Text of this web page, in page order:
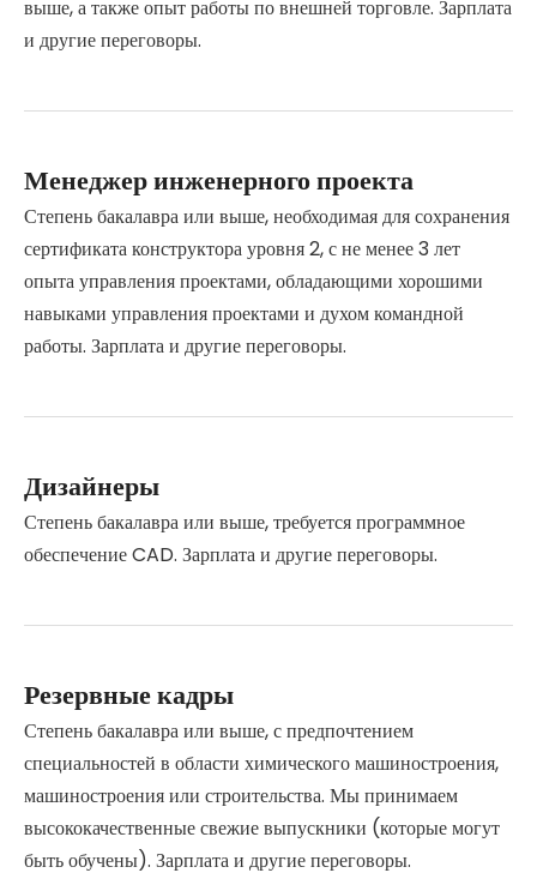
выше, а также опыт работы по внешней торговле. Зарплата
и другие переговоры.
Менеджер инженерного проекта
Степень бакалавра или выше, необходимая для сохранения
сертификата конструктора уровня 2, с не менее 3 лет
опыта управления проектами, обладающими хорошими
навыками управления проектами и духом командной
работы. Зарплата и другие переговоры.
Дизайнеры
Степень бакалавра или выше, требуется программное
обеспечение CAD. Зарплата и другие переговоры.
Резервные кадры
Степень бакалавра или выше, с предпочтением
специальностей в области химического машиностроения,
машиностроения или строительства. Мы принимаем
высококачественные свежие выпускники (которые могут
быть обучены). Зарплата и другие переговоры.